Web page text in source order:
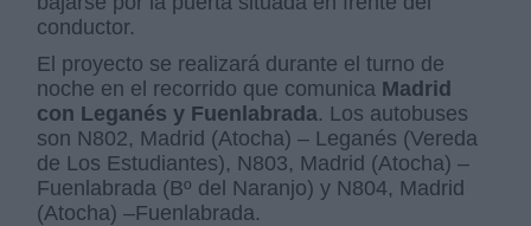
conductor.
El proyecto se realizará durante el turno de
noche en el recorrido que comunica Madrid
con Leganés y Fuenlabrada. Los autobuses
son N802, Madrid (Atocha) – Leganés (Vereda
de Los Estudiantes), N803, Madrid (Atocha) –
Fuenlabrada (Bº del Naranjo) y N804, Madrid
(Atocha) –Fuenlabrada.